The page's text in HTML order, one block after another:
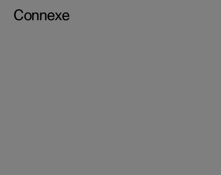
Connexe